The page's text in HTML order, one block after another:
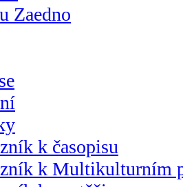
Zaedno
k časopisu
k Multikulturním